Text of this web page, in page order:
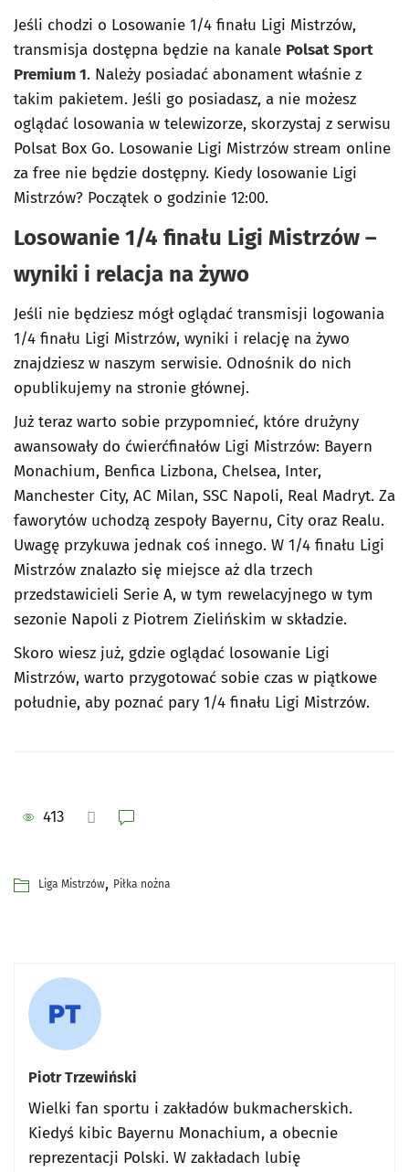
Jeśli chodzi o Losowanie 1/4 finału Ligi Mistrzów,
transmisja dostępna będzie na kanale Polsat Sport
Premium 1. Należy posiadać abonament właśnie z
takim pakietem. Jeśli go posiadasz, a nie możesz
oglądać losowania w telewizorze, skorzystaj z serwisu
Polsat Box Go. Losowanie Ligi Mistrzów stream online
za free nie będzie dostępny. Kiedy losowanie Ligi
Mistrzów? Początek o godzinie 12:00.
Losowanie 1/4 finału Ligi Mistrzów –
wyniki i relacja na żywo
Jeśli nie będziesz mógł oglądać transmisji logowania
1/4 finału Ligi Mistrzów, wyniki i relację na żywo
znajdziesz w naszym serwisie. Odnośnik do nich
opublikujemy na stronie głównej.
Już teraz warto sobie przypomnieć, które drużyny
awansowały do ćwierćfinałów Ligi Mistrzów: Bayern
Monachium, Benfica Lizbona, Chelsea, Inter,
Manchester City, AC Milan, SSC Napoli, Real Madryt. Za
faworytów uchodzą zespoły Bayernu, City oraz Realu.
Uwagę przykuwa jednak coś innego. W 1/4 finału Ligi
Mistrzów znalazło się miejsce aż dla trzech
przedstawicieli Serie A, w tym rewelacyjnego w tym
sezonie Napoli z Piotrem Zielińskim w składzie.
Skoro wiesz już, gdzie oglądać losowanie Ligi
Mistrzów, warto przygotować sobie czas w piątkowe
południe, aby poznać pary 1/4 finału Ligi Mistrzów.
413
Liga Mistrzów, Piłka nożna
Piotr Trzewiński
Wielki fan sportu i zakładów bukmacherskich.
Kiedyś kibic Bayernu Monachium, a obecnie
reprezentacji Polski. W zakładach lubię